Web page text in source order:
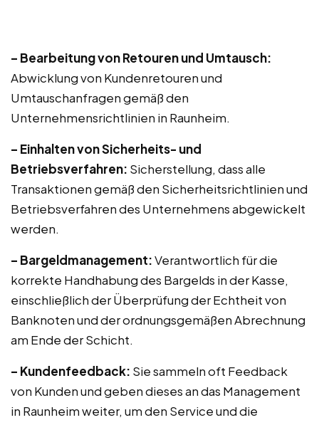
– Bearbeitung von Retouren und Umtausch:
Abwicklung von Kundenretouren und
Umtauschanfragen gemäß den
Unternehmensrichtlinien in Raunheim.
– Einhalten von Sicherheits- und
Betriebsverfahren: Sicherstellung, dass alle
Transaktionen gemäß den Sicherheitsrichtlinien und
Betriebsverfahren des Unternehmens abgewickelt
werden.
– Bargeldmanagement:Verantwortlich für die
korrekte Handhabung des Bargelds in der Kasse,
einschließlich der Überprüfung der Echtheit von
Banknoten und der ordnungsgemäßen Abrechnung
am Ende der Schicht.
– Kundenfeedback: Sie sammeln oft Feedback
von Kunden und geben dieses an das Management
in Raunheim weiter, um den Service und die